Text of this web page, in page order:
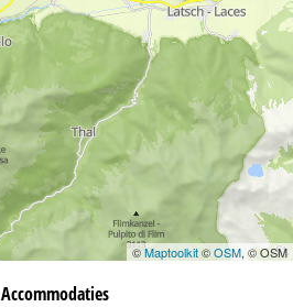
©Maptoolkit©OSM, © OSM
Accommodaties